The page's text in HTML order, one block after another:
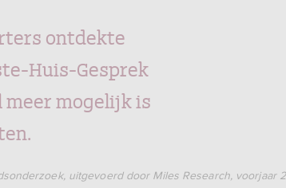
ontdekte
Huis-Gesprek
mogelijk is
uitgevoerd door Miles Research, voorjaar